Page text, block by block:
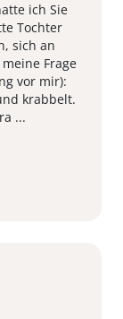
ich Sie
Tochter
sich an
Frage
vor mir):
krabbelt.
...